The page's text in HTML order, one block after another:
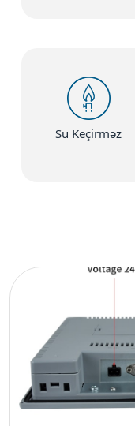
Su Keçirməz